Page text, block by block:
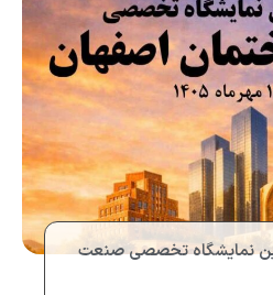
نمایشگاه تخصصی صنعت